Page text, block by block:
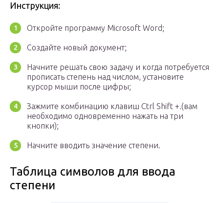
Инструкция:
Откройте программу Microsoft Word;
Создайте новый документ;
Начните решать свою задачу и когда потребуется
прописать степень над числом, установите
курсор мыши после цифры;
Зажмите комбинацию клавиш Ctrl Shift +.(вам
необходимо одновременно нажать на три
кнопки);
Начните вводить значение степени.
Таблица символов для ввода
степени